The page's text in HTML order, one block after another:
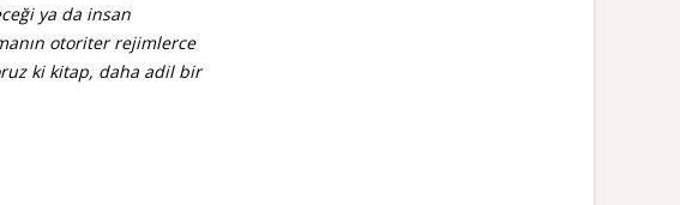
ya da insan
otoriter rejimlerce
ki kitap, daha adil bir